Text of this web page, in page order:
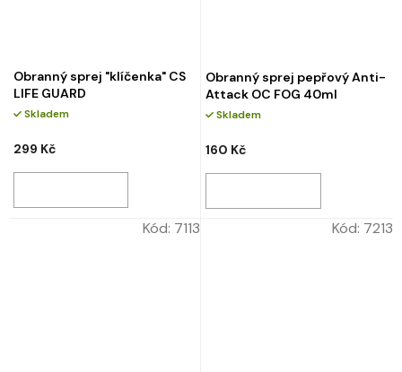
Obranný sprej "klíčenka" CS
LIFE GUARD
Skladem
299 Kč
Obranný sprej pepřový Anti-
Attack OC FOG 40ml
Skladem
160 Kč
Kód: 7113 Kód: 7213